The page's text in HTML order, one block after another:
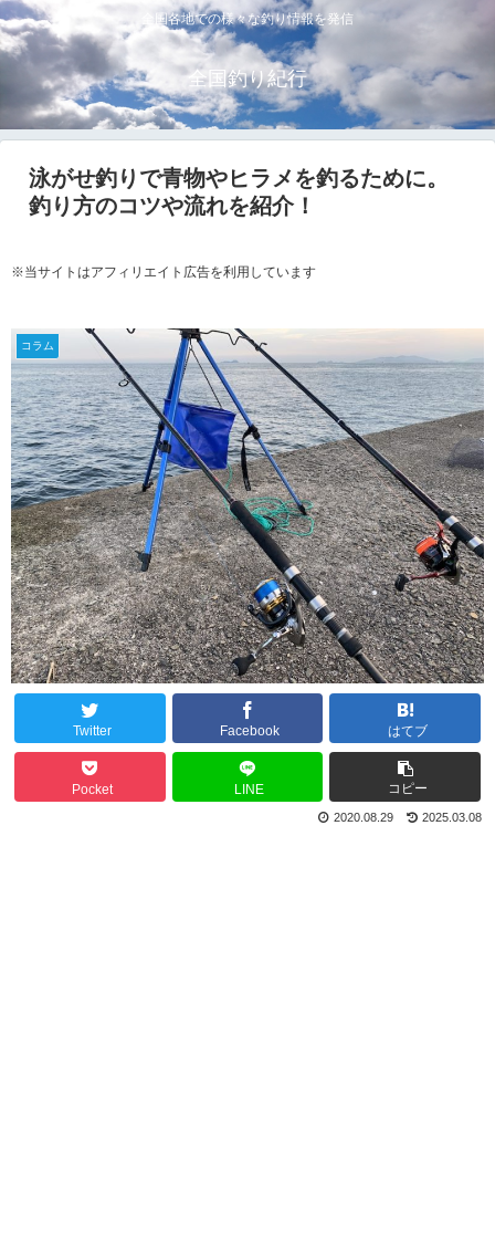
全国各地での様々な釣り情報を発信
全国釣り紀行
泳がせ釣りで青物やヒラメを釣るために。
釣り方のコツや流れを紹介！
※当サイトはアフィリエイト広告を利用しています
コラム
Twitter Facebook はてブ
Pocket LINE コピー
2025.03.08
2020.08.29